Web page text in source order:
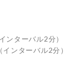
ンターバル2分）
ンターバル2分）